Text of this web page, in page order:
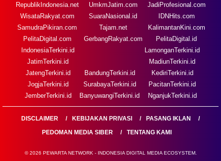
RepublikIndonesia.net
WisataRakyat.com
SamudraPikiran.com
PelitaDigital.com
UmkmJatim.com
SuaraNasional.id
Tajam.net
GerbangRakyat.com
JadiProfesional.com
IDNHits.com
KalimantanKini.com
PelitaDigital.id
IndonesiaTerkini.id
JatimTerkini.id
JatengTerkini.id
JogjaTerkini.id
JemberTerkini.id
BandungTerkini.id
SurabayaTerkini.id
BanyuwangiTerkini.id
LamonganTerkini.id
MadiunTerkini.id
KediriTerkini.id
PacitanTerkini.id
NganjukTerkini.id
DISCLAIMER KEBIJAKAN PRIVASI
PASANG IKLAN
PEDOMAN MEDIA SIBER
TENTANG KAMI
© 2026 PEWARTA NETWORK - INDONESIA DIGITAL MEDIA ECOSYSTEM.